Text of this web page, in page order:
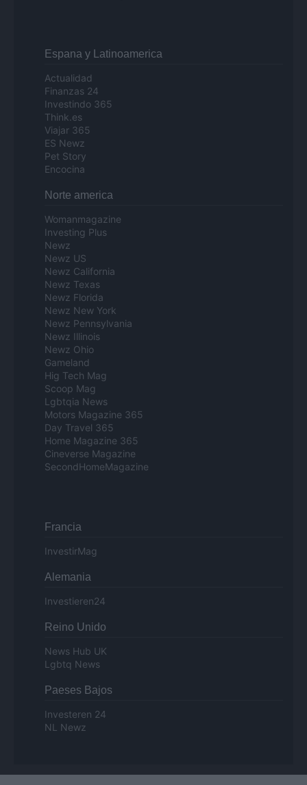
Espana y Latinoamerica
Actualidad
Finanzas 24
Investindo 365
Think.es
Viajar 365
ES Newz
Pet Story
Encocina
Norte america
Womanmagazine
Investing Plus
Newz
Newz US
Newz California
Newz Texas
Newz Florida
Newz New York
Newz Pennsylvania
Newz Illinois
Newz Ohio
Gameland
Hig Tech Mag
Scoop Mag
Lgbtqia News
Motors Magazine 365
Day Travel 365
Home Magazine 365
Cineverse Magazine
SecondHomeMagazine
Francia
InvestirMag
Alemania
Investieren24
Reino Unido
News Hub UK
Lgbtq News
Paeses Bajos
Investeren 24
NL Newz